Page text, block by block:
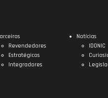
Revendedores
Estratégicos
Integradores
Notícias
IDONIC